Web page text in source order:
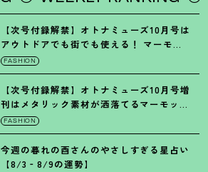
【次号付録解禁】オトナミューズ10月号は
アウトドアでも街でも使える ！ マーモッ
トの黒ショルダー
FASHION
【次号付録解禁】オトナミューズ10月号増
刊はメタリック素材が洒落てるマーモット
の保冷バッグ
FASHION
今週の暮れの酉さんのやさしすぎる星占い
【8/3‐8/9の運勢】